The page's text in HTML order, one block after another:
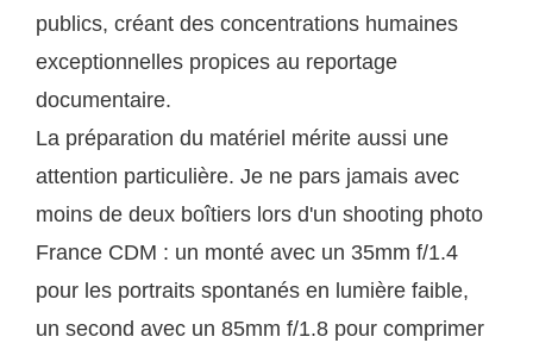
publics, créant des concentrations humaines
exceptionnelles propices au reportage
documentaire.
La préparation du matériel mérite aussi une
attention particulière. Je ne pars jamais avec
moins de deux boîtiers lors d'un shooting photo
France CDM : un monté avec un 35mm f/1.4
pour les portraits spontanés en lumière faible,
un second avec un 85mm f/1.8 pour comprimer